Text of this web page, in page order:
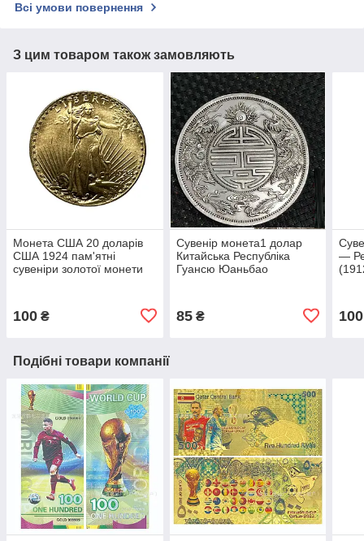
Всі умови повернення
З цим товаром також замовляють
Монета США 20 доларів
США 1924 пам'ятні
сувеніри золотої монети
100 ₴
Сувенір монета1 долар
Китайська Республіка
Гуансю Юаньбао
85₴
—
100
Подібні товари компанії